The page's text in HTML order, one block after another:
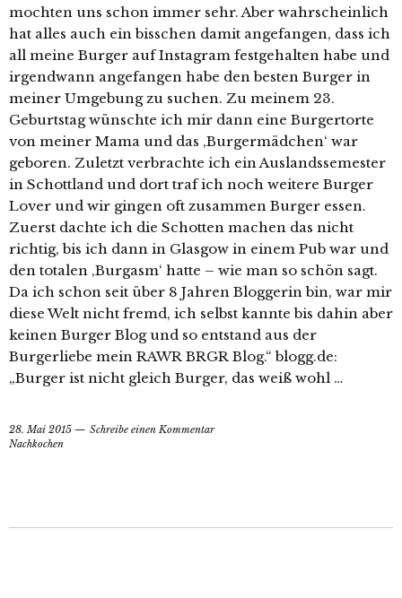
mochten uns schon immer sehr. Aber wahrscheinlich
hat alles auch ein bisschen damit angefangen, dass ich
all meine Burger auf Instagram festgehalten habe und
irgendwann angefangen habe den besten Burger in
meiner Umgebung zu suchen. Zu meinem 23.
Geburtstag wünschte ich mir dann eine Burgertorte
von meiner Mama und das ‚Burgermädchen‘ war
geboren. Zuletzt verbrachte ich ein Auslandssemester
in Schottland und dort traf ich noch weitere Burger
Lover und wir gingen oft zusammen Burger essen.
Zuerst dachte ich die Schotten machen das nicht
richtig, bis ich dann in Glasgow in einem Pub war und
den totalen ‚Burgasm‘ hatte – wie man so schön sagt.
Da ich schon seit über 8 Jahren Bloggerin bin, war mir
diese Welt nicht fremd, ich selbst kannte bis dahin aber
keinen Burger Blog und so entstand aus der
Burgerliebe mein RAWR BRGR Blog.“ blogg.de:
„Burger ist nicht gleich Burger, das weiß wohl …
28. Mai 2015
Schreibe einen Kommentar
Nachkochen